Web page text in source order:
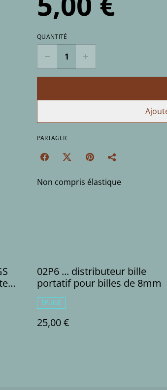
QUANTITÉ
PARTAGER
Non compris élastique
02P6 ... distributeur bille
portatif pour billes de 8mm
ÉPUISÉ
25,00 €